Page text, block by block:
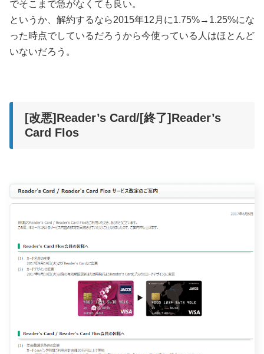
でそこまで急がなくても良い。
というか、解約するなら2015年12月に1.75%→1.25%にな
った時点でしているだろうから今使っている人はほとんど
いないだろう。
[改悪]Reader’s Card/[終了]Reader’s
Card Flos